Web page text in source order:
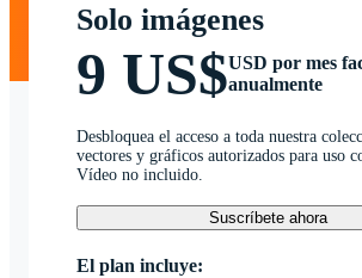
Solo imágenes
9 US$USD por mes
anualmente
Desbloquea el acceso a toda nuestra
vectores y gráficos autorizados para uso
Vídeo no incluido.
Suscríbete ahora
El plan incluye: